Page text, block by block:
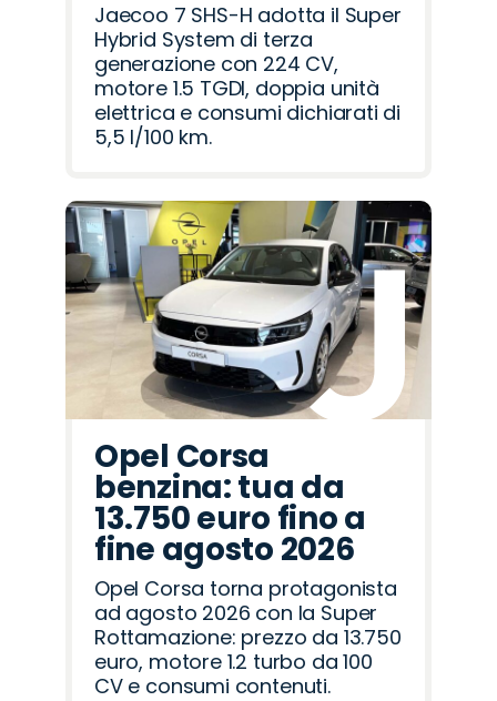
Jaecoo 7 SHS-H adotta il Super
Hybrid System di terza
generazione con 224 CV,
motore 1.5 TGDI, doppia unità
elettrica e consumi dichiarati di
5,5 l/100 km.
Opel Corsa
benzina: tua da
13.750 euro fino a
fine agosto 2026
Opel Corsa torna protagonista
ad agosto 2026 con la Super
Rottamazione: prezzo da 13.750
euro, motore 1.2 turbo da 100
CV e consumi contenuti.